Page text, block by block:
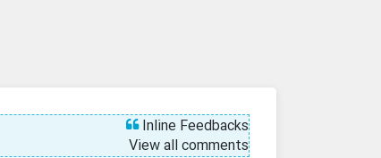
Inline Feedbacks
View all comments